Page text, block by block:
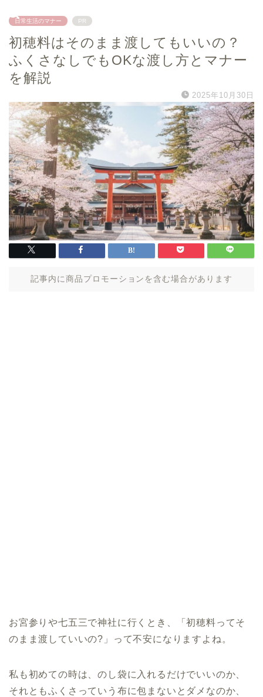
日常生活のマナー PR
初穂料はそのまま渡してもいいの？
ふくさなしでもOKな渡し方とマナー
を解説
2025年10月30日
記事内に商品プロモーションを含む場合があります
お宮参りや七五三で神社に行くとき、「初穂料ってそ
のまま渡していいの?」って不安になりますよね。
私も初めての時は、のし袋に入れるだけでいいのか、
それともふくさっていう布に包まないとダメなのか、